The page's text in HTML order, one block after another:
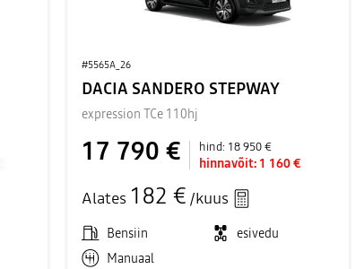
#5565A_26
DACIA SANDERO STEPWAY
expression TCe 110hj
17 790 € hind: 18 950 €
hinnavõit: 1 160 €
Alates 182 € /kuus
Bensiin
esivedu
Manuaal